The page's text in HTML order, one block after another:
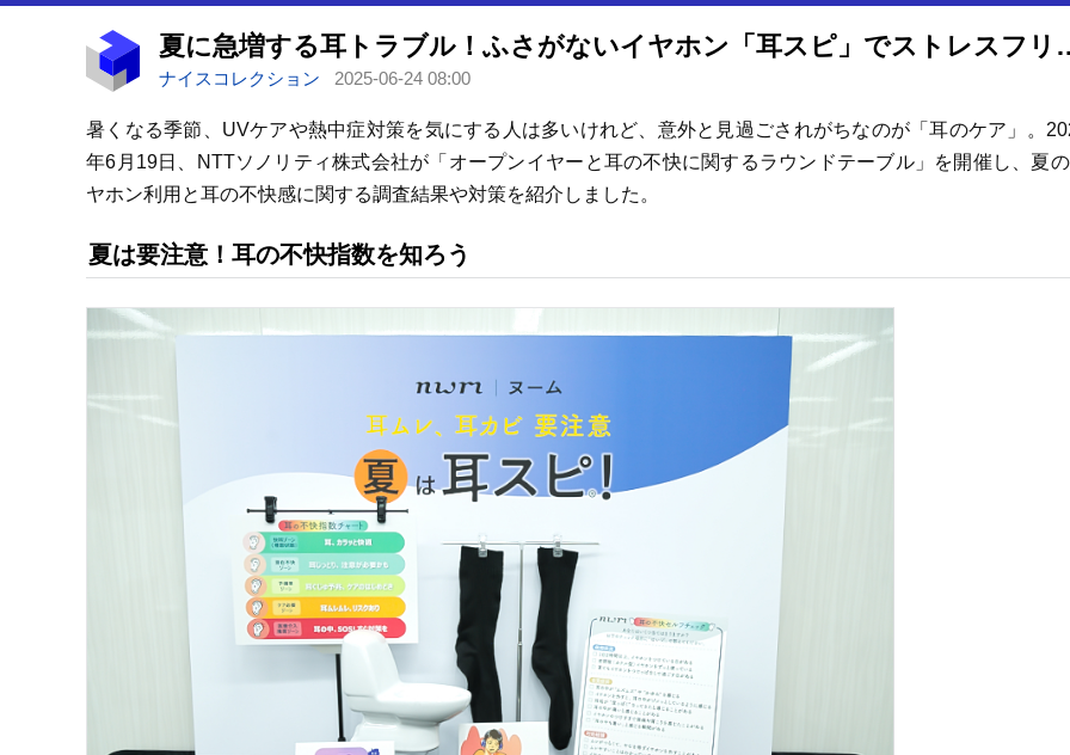
夏に急増する耳トラブル！
ナイスコレクション 2025-06-24 08:00
暑くなる季節、UVケアや熱中症対策を気にする人は多いけれど、意外と見過ごされがちなのが「耳のケア」。
年6月19日、NTTソノリティ株式会社が「オープンイヤーと耳の不快に関するラウンドテーブル」を開催し、夏
ヤホン利用と耳の不快感に関する調査結果や対策を紹介しました。
夏は要注意！耳の不快指数を知ろう